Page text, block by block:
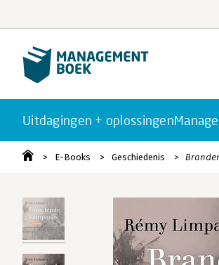
Uitdagingen + oplossingen
E-Books Geschiedenis